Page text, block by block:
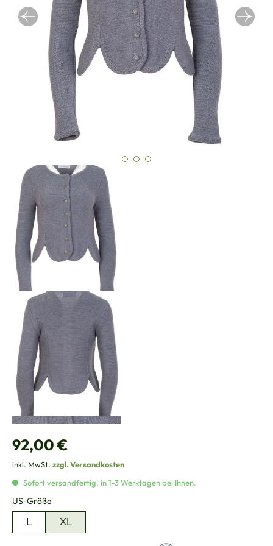
Regulärer Preis:
92,00 €
inkl. MwSt. zzgl. Versandkosten
Sofort versandfertig, in 1-3 Werktagen bei Ihnen.
US-Größe
L XL